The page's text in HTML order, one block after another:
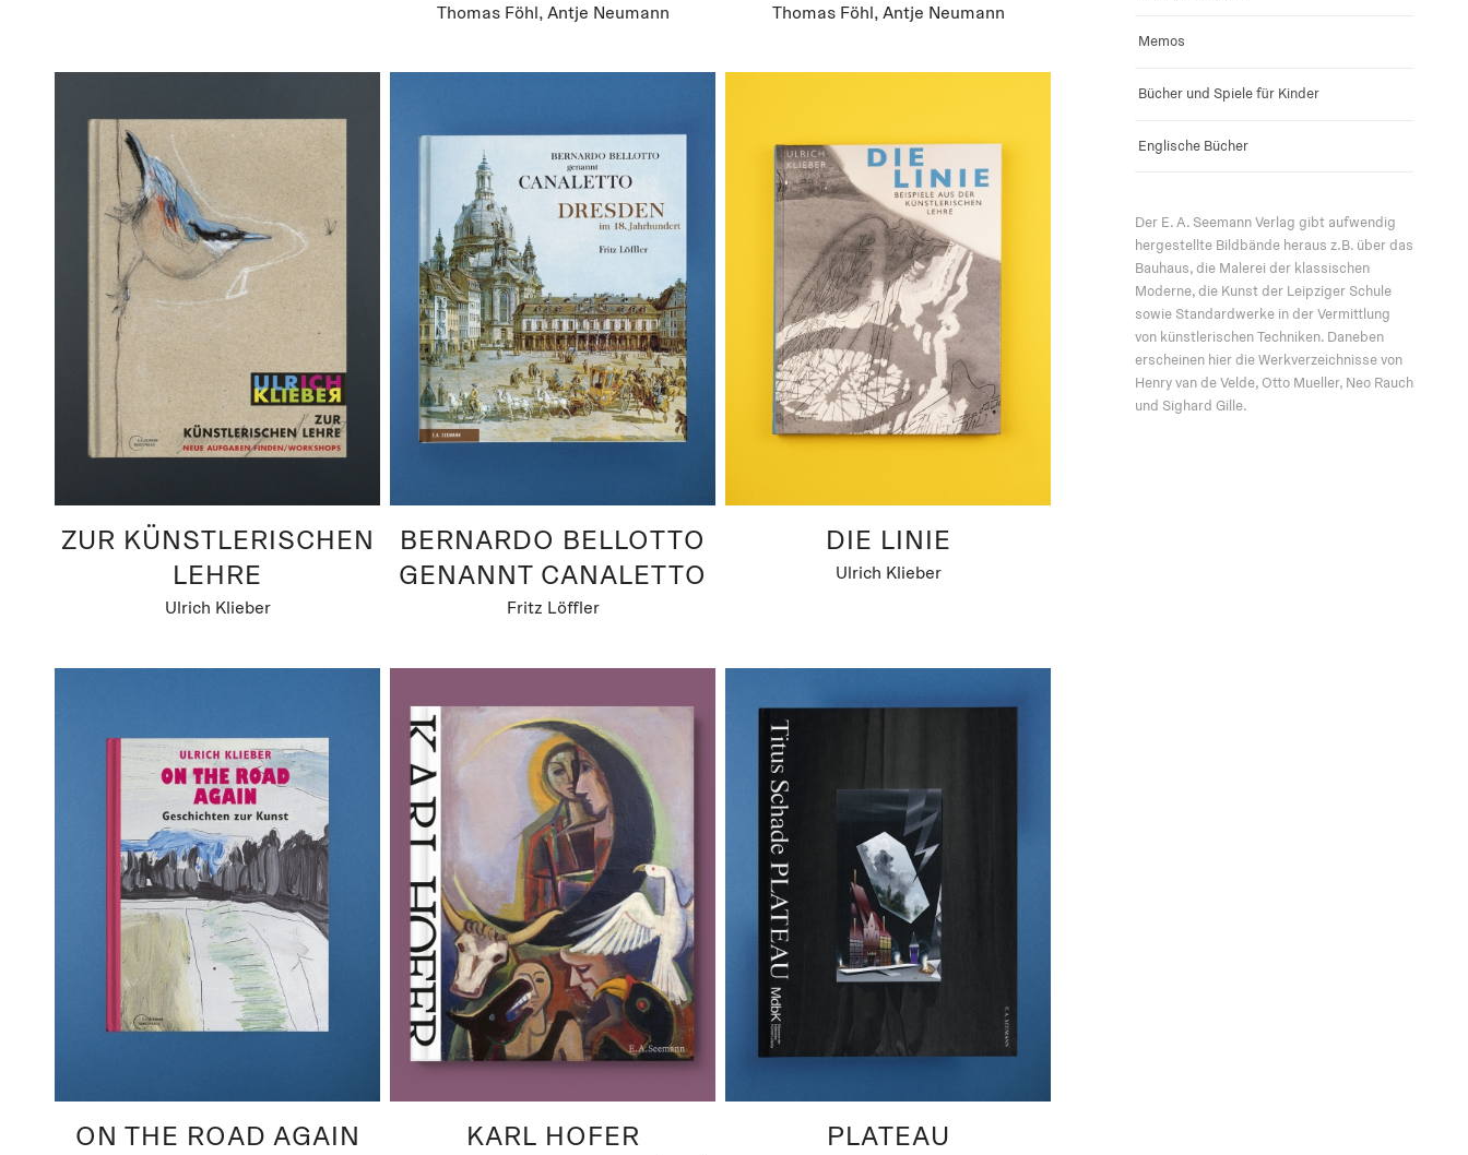
Thomas Föhl, Antje Neumann Thomas Föhl, Antje Neumann
ZUR KÜNSTLERISCHEN
LEHRE
Ulrich Klieber
BERNARDO BELLOTTO
GENANNT CANALETTO
Fritz Löffler
DIE LINIE
Ulrich Klieber
ON THE ROAD AGAIN KARL HOFER PLATEAU
Memos
Bücher und Spiele für Kinder
Englische Bücher
Der E. A. Seemann Verlag gibt aufwendig
hergestellte Bildbände heraus z.B. über das
Bauhaus, die Malerei der klassischen
Moderne, die Kunst der Leipziger Schule
sowie Standardwerke in der Vermittlung
von künstlerischen Techniken. Daneben
erscheinen hier die Werkverzeichnisse von
Henry van de Velde, Otto Mueller, Neo Rauch
und Sighard Gille.